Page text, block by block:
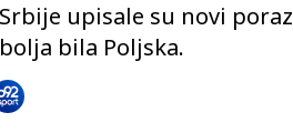
upisale su novi
bila Poljska.